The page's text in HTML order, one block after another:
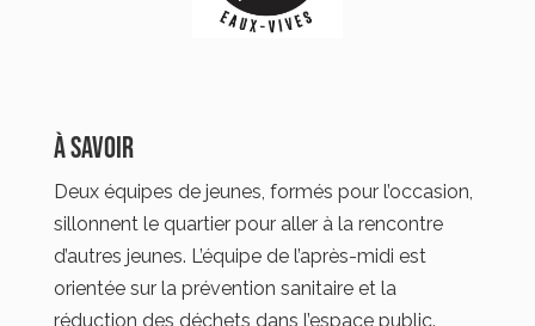
À SAVOIR
Deux équipes de jeunes, formés pour l’occasion,
sillonnent le quartier pour aller à la rencontre
d’autres jeunes. L’équipe de l’après-midi est
orientée sur la prévention sanitaire et la
réduction des déchets dans l’espace public.